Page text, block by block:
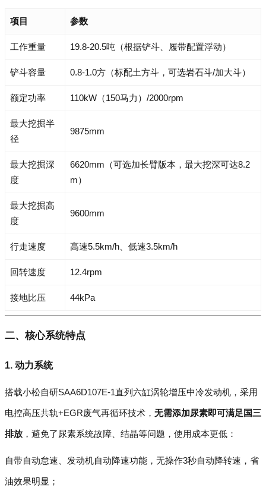
项目 参数
工作重量 19.8-20.5吨（根据铲斗、履带配置浮动）
铲斗容量 0.8-1.0方（标配土方斗，可选岩石斗/加大斗）
额定功率 110kW（150马力）/2000rpm
最大挖掘半
径
9875mm
最大挖掘深
度
6620mm（可选加长臂版本，最大挖深可达8.2
m）
最大挖掘高
度
9600mm
行走速度 高速5.5km/h、低速3.5km/h
回转速度 12.4rpm
接地比压 44kPa
二、核心系统特点
1. 动力系统
搭载小松自研SAA6D107E-1直列六缸涡轮增压中冷发动机，采用
电控高压共轨+EGR废气再循环技术， 无需添加尿素即可满足国三
排放 ，避免了尿素系统故障、结晶等问题，使用成本更低：
自带自动怠速、发动机自动降速功能，无操作3秒自动降转速，省
油效果明显；